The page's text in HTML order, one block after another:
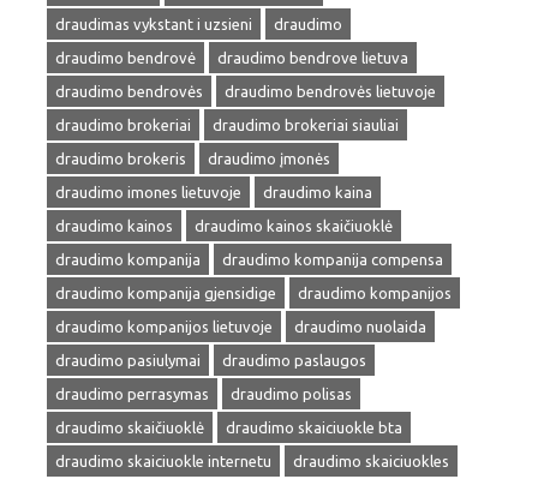
draudimas vykstant i uzsieni
draudimo
draudimo bendrovė
draudimo bendrove lietuva
draudimo bendrovės
draudimo bendrovės lietuvoje
draudimo brokeriai
draudimo brokeriai siauliai
draudimo brokeris
draudimo įmonės
draudimo imones lietuvoje
draudimo kaina
draudimo kainos
draudimo kainos skaičiuoklė
draudimo kompanija
draudimo kompanija compensa
draudimo kompanija gjensidige
draudimo kompanijos
draudimo kompanijos lietuvoje
draudimo nuolaida
draudimo pasiulymai
draudimo paslaugos
draudimo perrasymas
draudimo polisas
draudimo skaičiuoklė
draudimo skaiciuokle bta
draudimo skaiciuokle internetu
draudimo skaiciuokles